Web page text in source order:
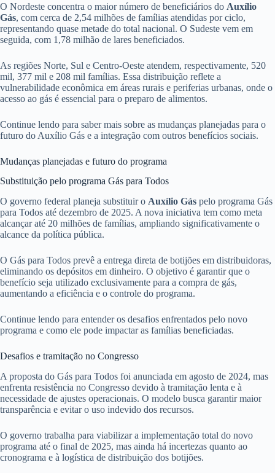
O Nordeste concentra o maior número de beneficiários do Auxílio
Gás, com cerca de 2,54 milhões de famílias atendidas por ciclo,
representando quase metade do total nacional. O Sudeste vem em
seguida, com 1,78 milhão de lares beneficiados.
As regiões Norte, Sul e Centro-Oeste atendem, respectivamente, 520
mil, 377 mil e 208 mil famílias. Essa distribuição reflete a
vulnerabilidade econômica em áreas rurais e periferias urbanas, onde o
acesso ao gás é essencial para o preparo de alimentos.
Continue lendo para saber mais sobre as mudanças planejadas para o
futuro do Auxílio Gás e a integração com outros benefícios sociais.
Mudanças planejadas e futuro do programa
Substituição pelo programa Gás para Todos
O governo federal planeja substituir o Auxílio Gás pelo programa Gás
para Todos até dezembro de 2025. A nova iniciativa tem como meta
alcançar até 20 milhões de famílias, ampliando significativamente o
alcance da política pública.
O Gás para Todos prevê a entrega direta de botijões em distribuidoras,
eliminando os depósitos em dinheiro. O objetivo é garantir que o
benefício seja utilizado exclusivamente para a compra de gás,
aumentando a eficiência e o controle do programa.
Continue lendo para entender os desafios enfrentados pelo novo
programa e como ele pode impactar as famílias beneficiadas.
Desafios e tramitação no Congresso
A proposta do Gás para Todos foi anunciada em agosto de 2024, mas
enfrenta resistência no Congresso devido à tramitação lenta e à
necessidade de ajustes operacionais. O modelo busca garantir maior
transparência e evitar o uso indevido dos recursos.
O governo trabalha para viabilizar a implementação total do novo
programa até o final de 2025, mas ainda há incertezas quanto ao
cronograma e à logística de distribuição dos botijões.